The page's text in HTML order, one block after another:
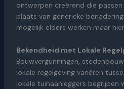
ontwerpen creërend die
plaats van generieke
mogelijk elders werken maar
Bekendheid met Lokale
Bouwvergunningen,
lokale regelgeving variëren
lokale tuinaanleggers begrijpen